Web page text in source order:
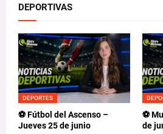
DEPORTIVAS
DEPORTES
⚽ Fútbol del Ascenso –
Jueves 25 de junio
⚽
de